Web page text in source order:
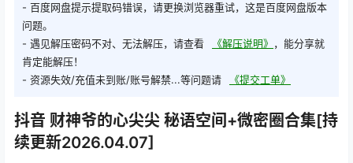
- 百度网盘提示提取码错误，请更换浏览器重试，这是百度网盘版本
问题。
- 遇见解压密码不对、无法解压，请查看
《解压说明》 ，能分享就
肯定能解压！
- 资源失效/充值未到账/账号解禁...等问题请
《提交工单》
抖音 财神爷的心尖尖 秘语空间+微密圈合集[持
续更新2026.04.07]